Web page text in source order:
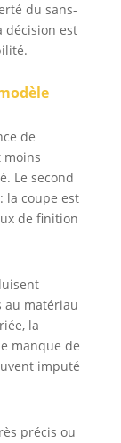
du sans-
décision est
de
moins
Le second
la coupe est
de finition
au matériau
la
manque de
imputé
précis ou